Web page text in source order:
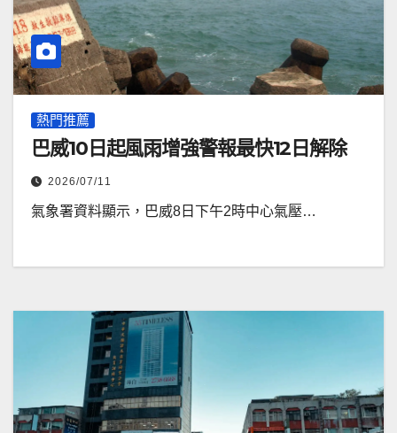
熱門推薦
巴威10日起風雨增強警報最快12日解除
2026/07/11
氣象署資料顯示，巴威8日下午2時中心氣壓…